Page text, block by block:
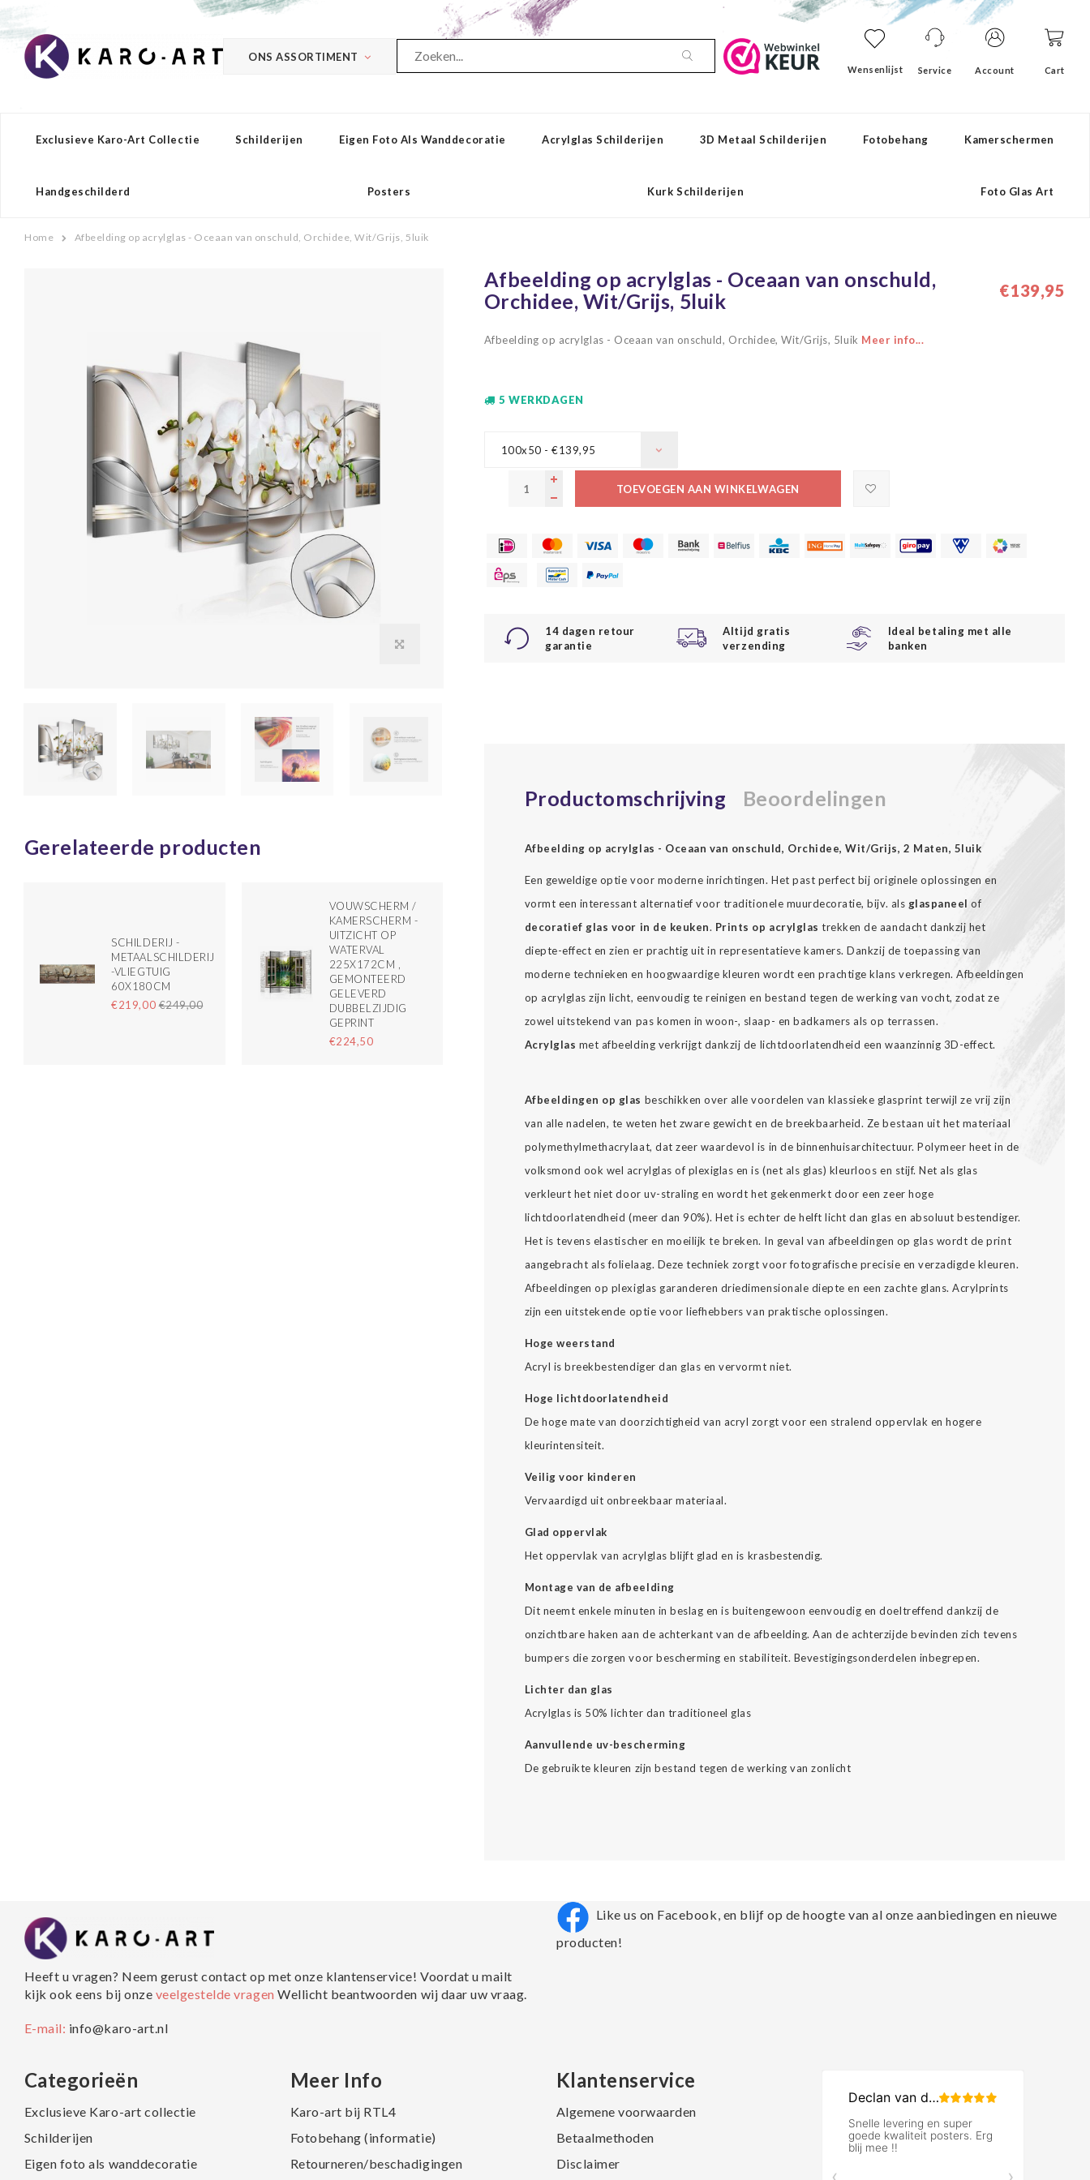
ONS ASSORTIMENT
Wensenlijst Service Account Cart
Exclusieve Karo-Art Collectie Schilderijen Eigen Foto Als Wanddecoratie Acrylglas Schilderijen 3D Metaal Schilderijen Fotobehang Kamerschermen
Handgeschilderd Posters Kurk Schilderijen Foto Glas Art
Home Afbeelding op acrylglas - Oceaan van onschuld, Orchidee, Wit/Grijs, 5luik
Gerelateerde producten
SCHILDERIJ -
METAALSCHILDERIJ
-VLIEGTUIG
60X180CM
€219,00 €249,00
VOUWSCHERM /
KAMERSCHERM -
UITZICHT OP
WATERVAL
225X172CM ,
GEMONTEERD
GELEVERD
DUBBELZIJDIG
GEPRINT
€224,50
Afbeelding op acrylglas - Oceaan van onschuld,
Orchidee, Wit/Grijs, 5luik
€139,95
Afbeelding op acrylglas - Oceaan van onschuld, Orchidee, Wit/Grijs, 5luik Meer info...
5 WERKDAGEN
100x50 - €139,95
TOEVOEGEN AAN WINKELWAGEN
14 dagen retour
garantie
Altijd gratis
verzending
Ideal betaling met alle
banken
Productomschrijving Beoordelingen
Afbeelding op acrylglas - Oceaan van onschuld, Orchidee, Wit/Grijs, 2 Maten, 5luik
Een geweldige optie voor moderne inrichtingen. Het past perfect bij originele oplossingen en
vormt een interessant alternatief voor traditionele muurdecoratie, bijv. als glaspaneel of
decoratief glas voor in de keuken. Prints op acrylglas trekken de aandacht dankzij het
diepte-effect en zien er prachtig uit in representatieve kamers. Dankzij de toepassing van
moderne technieken en hoogwaardige kleuren wordt een prachtige klans verkregen. Afbeeldingen
op acrylglas zijn licht, eenvoudig te reinigen en bestand tegen de werking van vocht, zodat ze
zowel uitstekend van pas komen in woon-, slaap- en badkamers als op terrassen.
Acrylglas met afbeelding verkrijgt dankzij de lichtdoorlatendheid een waanzinnig 3D-effect.
Afbeeldingen op glas beschikken over alle voordelen van klassieke glasprint terwijl ze vrij zijn
van alle nadelen, te weten het zware gewicht en de breekbaarheid. Ze bestaan uit het materiaal
polymethylmethacrylaat, dat zeer waardevol is in de binnenhuisarchitectuur. Polymeer heet in de
volksmond ook wel acrylglas of plexiglas en is (net als glas) kleurloos en stijf. Net als glas
verkleurt het niet door uv-straling en wordt het gekenmerkt door een zeer hoge
lichtdoorlatendheid (meer dan 90%). Het is echter de helft licht dan glas en absoluut bestendiger.
Het is tevens elastischer en moeilijk te breken. In geval van afbeeldingen op glas wordt de print
aangebracht als folielaag. Deze techniek zorgt voor fotografische precisie en verzadigde kleuren.
Afbeeldingen op plexiglas garanderen driedimensionale diepte en een zachte glans. Acrylprints
zijn een uitstekende optie voor liefhebbers van praktische oplossingen.
Hoge weerstand
Acryl is breekbestendiger dan glas en vervormt niet.
Hoge lichtdoorlatendheid
De hoge mate van doorzichtigheid van acryl zorgt voor een stralend oppervlak en hogere
kleurintensiteit.
Veilig voor kinderen
Vervaardigd uit onbreekbaar materiaal.
Glad oppervlak
Het oppervlak van acrylglas blijft glad en is krasbestendig.
Montage van de afbeelding
Dit neemt enkele minuten in beslag en is buitengewoon eenvoudig en doeltreffend dankzij de
onzichtbare haken aan de achterkant van de afbeelding. Aan de achterzijde bevinden zich tevens
bumpers die zorgen voor bescherming en stabiliteit. Bevestigingsonderdelen inbegrepen.
Lichter dan glas
Acrylglas is 50% lichter dan traditioneel glas
Aanvullende uv-bescherming
De gebruikte kleuren zijn bestand tegen de werking van zonlicht
Heeft u vragen? Neem gerust contact op met onze klantenservice! Voordat u mailt
kijk ook eens bij onze veelgestelde vragenWellicht beantwoorden wij daar uw vraag.
E-mail: info@karo-art.nl
Like us on Facebook, en blijf op de hoogte van al onze aanbiedingen en nieuwe
producten!
Categorieën
Exclusieve Karo-art collectie
Schilderijen
Eigen foto als wanddecoratie
Meer Info
Karo-art bij RTL4
Fotobehang (informatie)
Retourneren/beschadigingen
Klantenservice
Algemene voorwaarden
Betaalmethoden
Disclaimer